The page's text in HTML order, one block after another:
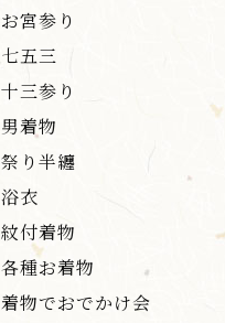
お宮参り
七五三
十三参り
男着物
祭り半纏
浴衣
紋付着物
各種お着物
着物でおでかけ会